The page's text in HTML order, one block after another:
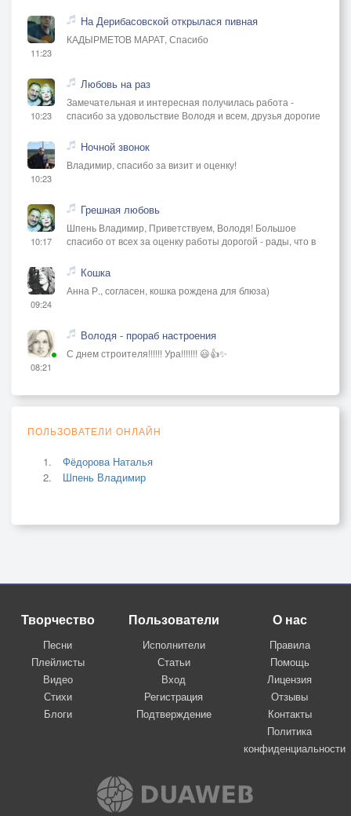
11:23
На Дерибасовской открылася пивная
КАДЫРМЕТОВ МАРАТ, Спасибо
10:23
Любовь на раз
Замечательная и интересная получилась работа -
спасибо за удовольствие Володя и всем, друзья дорогие
10:23
Ночной звонок
Владимир, спасибо за визит и оценку!
10:17
Грешная любовь
Шпень Владимир, Приветствуем, Володя! Большое
спасибо от всех за оценку работы дорогой - рады, что в
09:24
Кошка
Анна Р., согласен, кошка рождена для блюза)
08:21
Володя - прораб настроения
С днем строителя!!!!!! Ура!!!!!!! 😃👍✨
ПОЛЬЗОВАТЕЛИ ОНЛАЙН
Фёдорова Наталья
Шпень Владимир
Творчество
Песни
Плейлисты
Видео
Стихи
Блоги
Пользователи
Исполнители
Статьи
Вход
Регистрация
Подтверждение
О нас
Правила
Помощь
Лицензия
Отзывы
Контакты
Политика
конфиденциальности